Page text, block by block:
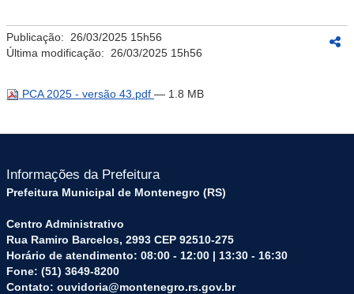
Publicação: 26/03/2025 15h56
Última modificação: 26/03/2025 15h56
PCA 2025 - versão 43.pdf — 1.8 MB
Informações da Prefeitura
Prefeitura Municipal de Montenegro (RS)
Centro Administrativo
Rua Ramiro Barcelos, 2993 CEP 92510-275
Horário de atendimento: 08:00 - 12:00 | 13:30 - 16:30
Fone: (51) 3649-8200
Contato: ouvidoria@montenegro.rs.gov.br